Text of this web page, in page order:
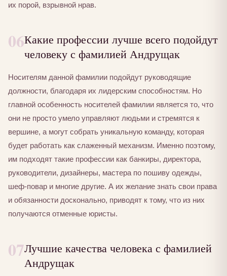
их порой, взрывной нрав.
06Какие профессии лучше всего подойдут
человеку с фамилией Андрущак
Носителям данной фамилии подойдут руководящие
должности, благодаря их лидерским способностям. Но
главной особенность носителей фамилии является то, что
они не просто умело управляют людьми и стремятся к
вершине, а могут собрать уникальную команду, которая
будет работать как слаженный механизм. Именно поэтому,
им подходят такие профессии как банкиры, директора,
руководители, дизайнеры, мастера по пошиву одежды,
шеф-повар и многие другие. А их желание знать свои права
и обязанности досконально, приводят к тому, что из них
получаются отменные юристы.
07Лучшие качества человека с фамилией
Андрущак